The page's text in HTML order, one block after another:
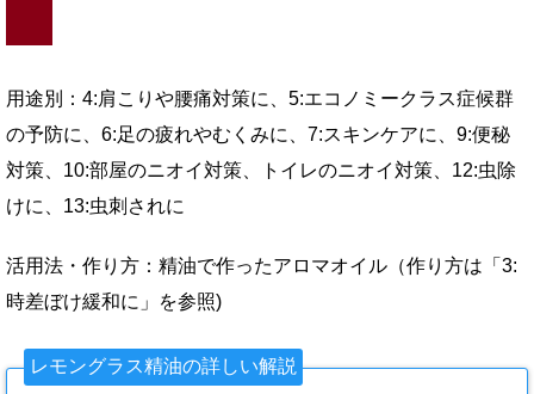
用途別： 4:肩こりや腰痛対策に、 5:エコノミークラス症候群
の予防に、 6:足の疲れやむくみに、 7:スキンケアに、 9:便秘
対策、 10:部屋のニオイ対策、トイレのニオイ対策、 12:虫除
けに、 13:虫刺されに
活用法・作り方：精油で作ったアロマオイル（作り方は「 3:
時差ぼけ緩和に」を参照)
レモングラス精油の詳しい解説